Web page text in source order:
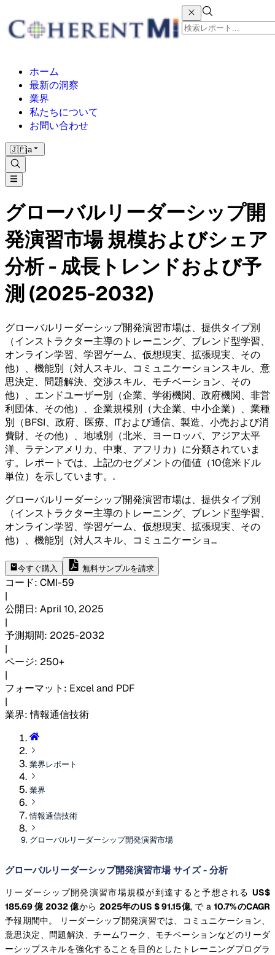
ホーム
最新の洞察
業界
私たちについて
お問い合わせ
🇯🇵ja
グローバルリーダーシップ開
発演習市場 規模およびシェア
分析 - 成長トレンドおよび予
測 (2025-2032)
グローバルリーダーシップ開発演習市場は、提供タイプ別
（インストラクター主導のトレーニング、ブレンド型学習、
オンライン学習、学習ゲーム、仮想現実、拡張現実、その
他）、機能別（対人スキル、コミュニケーションスキル、意
思決定、問題解決、交渉スキル、モチベーション、その
他）、エンドユーザー別（企業、学術機関、政府機関、非営
利団体、その他）、企業規模別（大企業、中小企業）、業種
別（BFSI、政府、医療、ITおよび通信、製造、小売および消
費財、その他）、地域別（北米、ヨーロッパ、アジア太平
洋、ラテンアメリカ、中東、アフリカ）に分類されていま
す。レポートでは、上記のセグメントの価値（10億米ドル
単位）を示しています。 .
グローバルリーダーシップ開発演習市場は、提供タイプ別
（インストラクター主導のトレーニング、ブレンド型学習、
オンライン学習、学習ゲーム、仮想現実、拡張現実、その
他）、機能別（対人スキル、コミュニケーショ...
今すぐ購入 無料サンプルを請求
コード: CMI-59
|
公開日: April 10, 2025
|
予測期間: 2025-2032
|
ページ: 250+
|
フォーマット : Excel and PDF
|
業界: 情報通信技術
業界レポート
業界
情報通信技術
グローバルリーダーシップ開発演習市場
グローバルリーダーシップ開発演習市場 サイズ - 分析
リーダーシップ開発演習市場規模が到達すると予想される US$
185.69 億 2032 億から 2025年のUS $ 91.15億, で a10.7%のCAGR
予報期間中。 リーダーシップ開発演習では、コミュニケーション、
意思決定、問題解決、チームワーク、モチベーションなどのリーダ
ーシップスキルを強化することを目的としたトレーニングプログラ